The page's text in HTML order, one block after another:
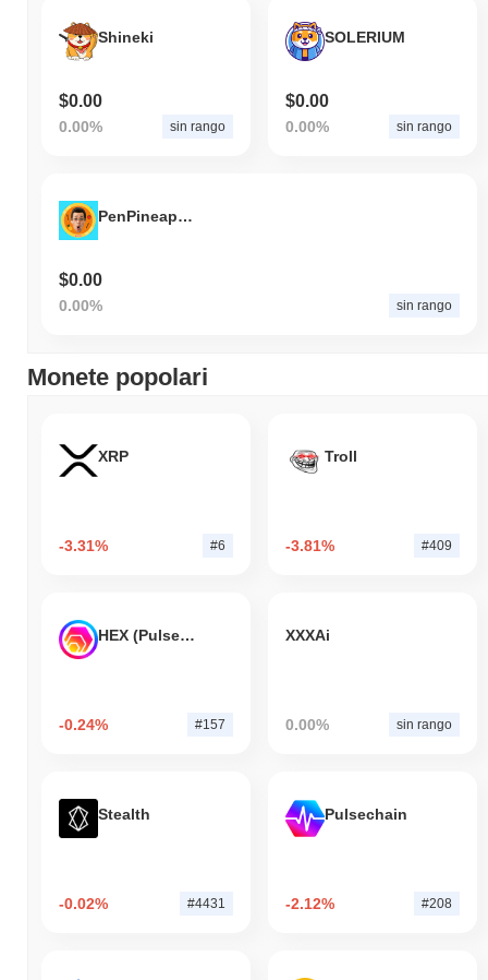
Shineki
$0.00
0.00% sin rango
SOLERIUM
$0.00
0.00% sin rango
PenPineappleApplePen
$0.00
0.00% sin rango
Monete popolari
XRP
-3.31% #6
Troll
-3.81% #409
HEX (Pulsechain)
-0.24% #157
XXXAi
0.00% sin rango
Stealth
-0.02% #4431
Pulsechain
-2.12% #208